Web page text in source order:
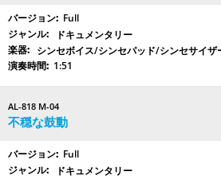
Full
ドキュメンタリー
シンセボイス/シンセパッド/シンセサイ
1:51
AL-818 M-04
不穏な鼓動
Full
ドキュメンタリー